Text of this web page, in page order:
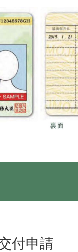
付申請